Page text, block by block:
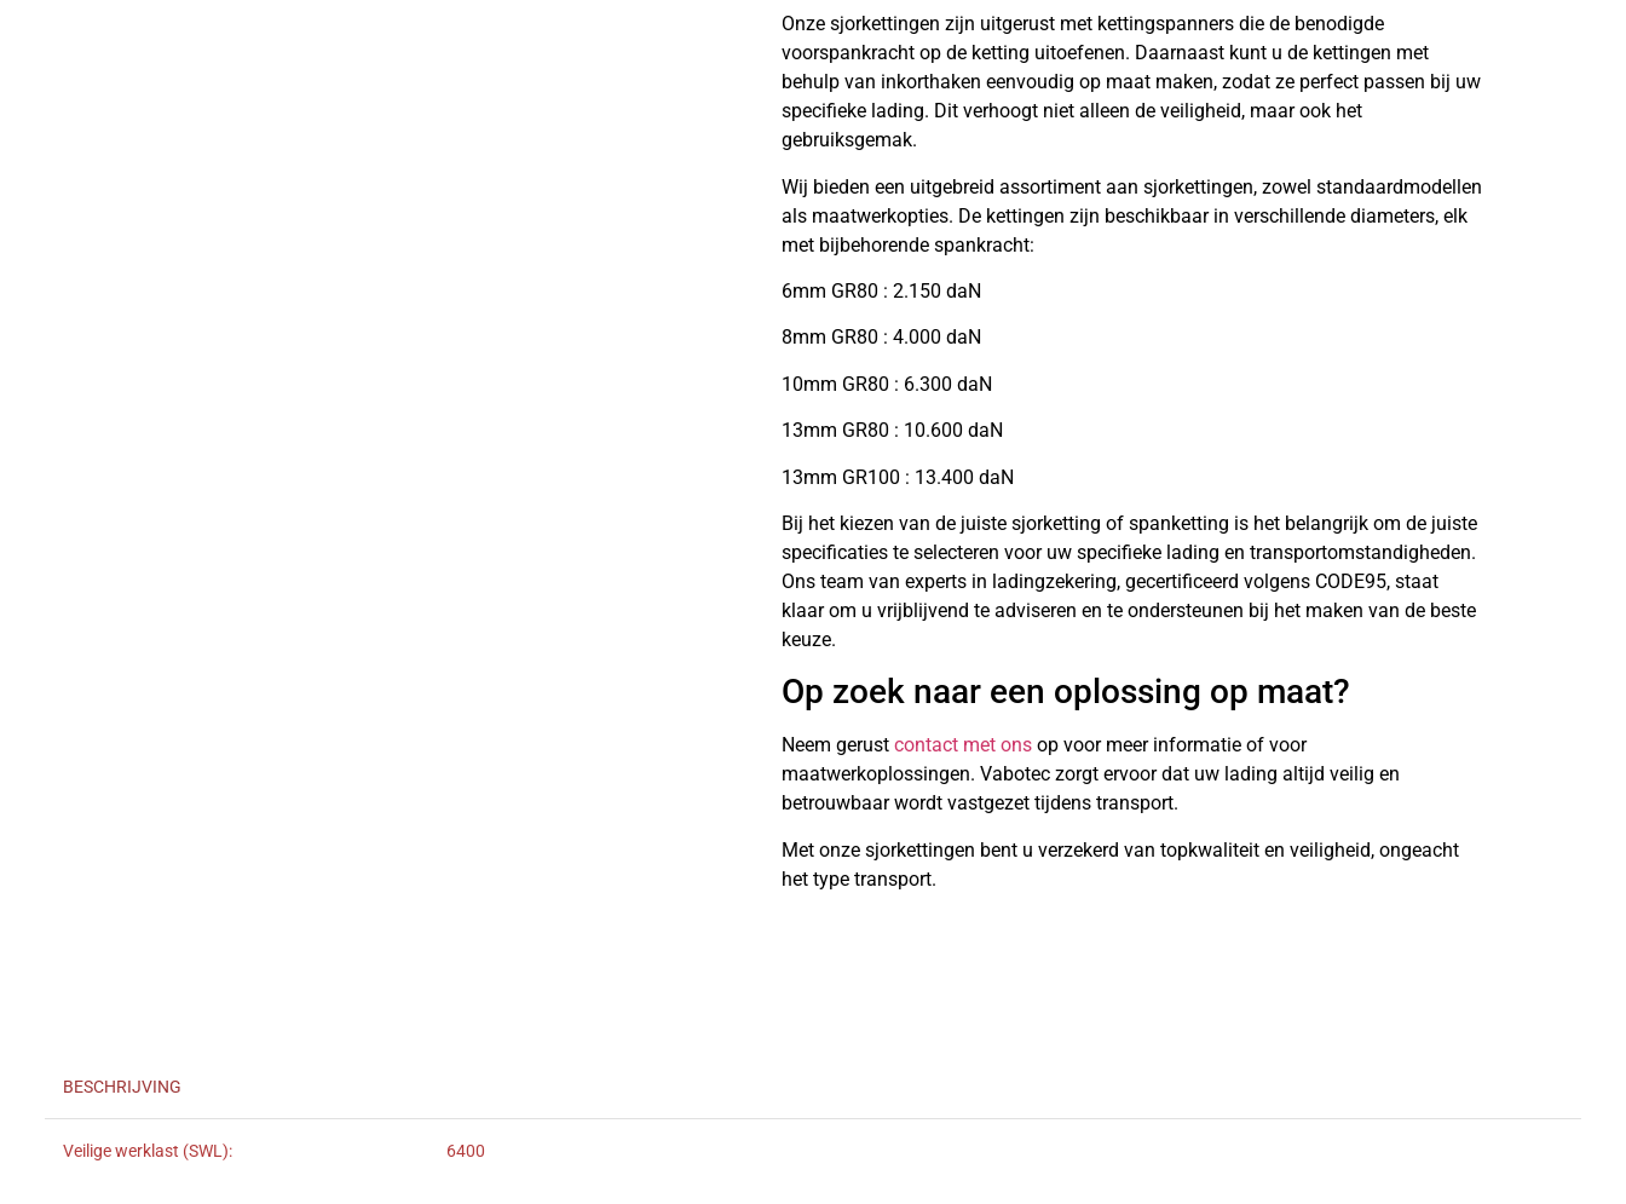
Onze sjorkettingen zijn uitgerust met kettingspanners die de benodigde
voorspankracht op de ketting uitoefenen. Daarnaast kunt u de kettingen met
behulp van inkorthaken eenvoudig op maat maken, zodat ze perfect passen bij uw
specifieke lading. Dit verhoogt niet alleen de veiligheid, maar ook het
gebruiksgemak.
Wij bieden een uitgebreid assortiment aan sjorkettingen, zowel standaardmodellen
als maatwerkopties. De kettingen zijn beschikbaar in verschillende diameters, elk
met bijbehorende spankracht:
6mm GR80 : 2.150 daN
8mm GR80 : 4.000 daN
10mm GR80 : 6.300 daN
13mm GR80 : 10.600 daN
13mm GR100 : 13.400 daN
Bij het kiezen van de juiste sjorketting of spanketting is het belangrijk om de juiste
specificaties te selecteren voor uw specifieke lading en transportomstandigheden.
Ons team van experts in ladingzekering, gecertificeerd volgens CODE95, staat
klaar om u vrijblijvend te adviseren en te ondersteunen bij het maken van de beste
keuze.
Op zoek naar een oplossing op maat?
Neem gerust contact met ons op voor meer informatie of voor
maatwerkoplossingen. Vabotec zorgt ervoor dat uw lading altijd veilig en
betrouwbaar wordt vastgezet tijdens transport.
Met onze sjorkettingen bent u verzekerd van topkwaliteit en veiligheid, ongeacht
het type transport.
BESCHRIJVING
Veilige werklast (SWL): 6400